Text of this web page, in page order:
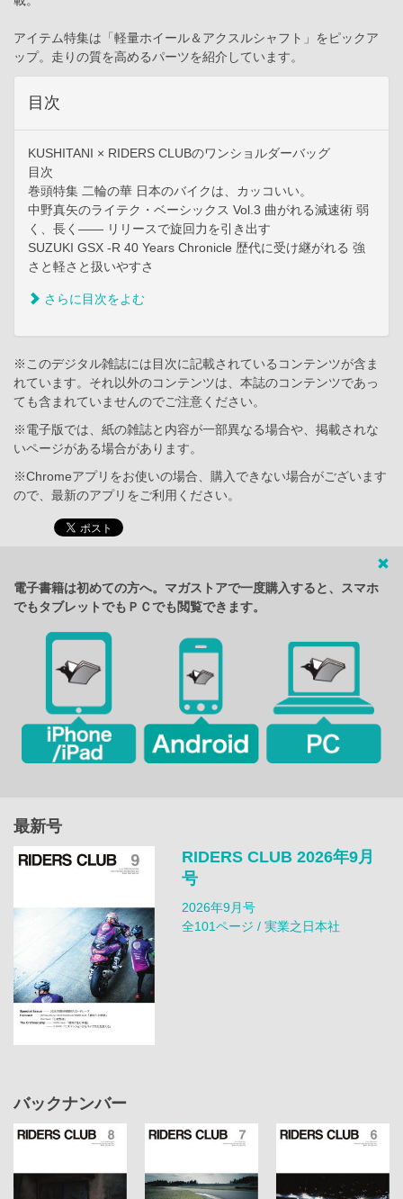
アイテム特集は「軽量ホイール＆アクスルシャフト」をピックア
ップ。走りの質を高めるパーツを紹介しています。
目次
KUSHITANI × RIDERS CLUBのワンショルダーバッグ
目次
巻頭特集 二輪の華 日本のバイクは、カッコいい。
中野真矢のライテク・ベーシックス Vol.3 曲がれる減速術 弱
く、長く—— リリースで旋回力を引き出す
SUZUKI GSX -R 40 Years Chronicle 歴代に受け継がれる 強
さと軽さと扱いやすさ
さらに目次をよむ
※このデジタル雑誌には目次に記載されているコンテンツが含ま
れています。それ以外のコンテンツは、本誌のコンテンツであっ
ても含まれていませんのでご注意ください。
※電子版では、紙の雑誌と内容が一部異なる場合や、掲載されな
いページがある場合があります。
※Chromeアプリをお使いの場合、購入できない場合がございます
ので、最新のアプリをご利用ください。
電子書籍は初めての方へ。マガストアで一度購入すると、スマホ
でもタブレットでもＰＣでも閲覧できます。
最新号
RIDERS CLUB 2026年9月
号
2026年9月号
全101ページ / 実業之日本社
バックナンバー